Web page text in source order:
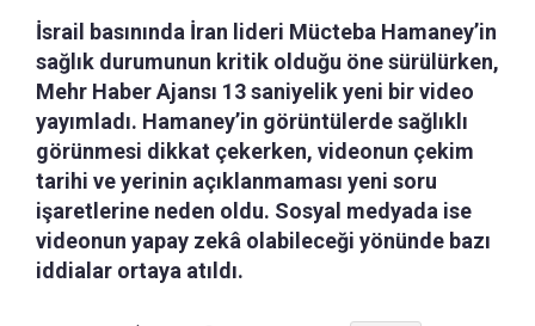
İsrail basınında İran lideri Mücteba Hamaney’in
sağlık durumunun kritik olduğu öne sürülürken,
Mehr Haber Ajansı 13 saniyelik yeni bir video
yayımladı. Hamaney’in görüntülerde sağlıklı
görünmesi dikkat çekerken, videonun çekim
tarihi ve yerinin açıklanmaması yeni soru
işaretlerine neden oldu. Sosyal medyada ise
videonun yapay zekâ olabileceği yönünde bazı
iddialar ortaya atıldı.